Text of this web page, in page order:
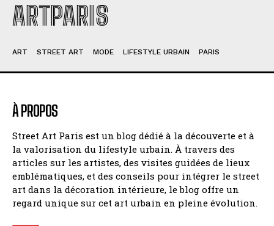
ARTPARIS
ART STREET ART MODE LIFESTYLE URBAIN PARIS
À PROPOS
Street Art Paris est un blog dédié à la découverte et à
la valorisation du lifestyle urbain. À travers des
articles sur les artistes, des visites guidées de lieux
emblématiques, et des conseils pour intégrer le street
art dans la décoration intérieure, le blog offre un
regard unique sur cet art urbain en pleine évolution.